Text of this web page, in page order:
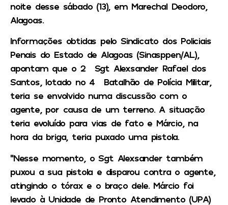
noite desse sábado (13), em Marechal Deodoro,
Alagoas.
Informações obtidas pelo Sindicato dos Policiais
Penais do Estado de Alagoas (Sinasppen/AL),
apontam que o 2° Sgt Alexsander Rafael dos
Santos, lotado no 4° Batalhão de Polícia Militar,
teria se envolvido numa discussão com o
agente, por causa de um terreno. A situação
teria evoluído para vias de fato e Márcio, na
hora da briga, teria puxado uma pistola.
“Nesse momento, o Sgt Alexsander também
puxou a sua pistola e disparou contra o agente,
atingindo o tórax e o braço dele. Márcio foi
levado à Unidade de Pronto Atendimento (UPA)